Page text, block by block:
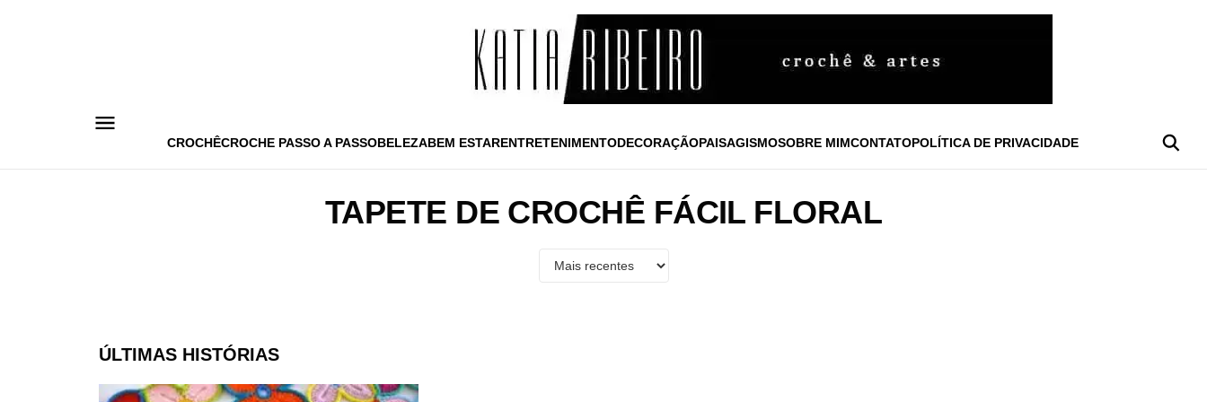
CROCHÊCROCHE PASSO A PASSOBELEZABEM ESTARENTRETENIMENTODECORAÇÃOPAISAGISMOSOBRE MIMCONTATOPOLÍTICA DE PRIVACIDADE
TAPETE DE CROCHÊ FÁCIL FLORAL
ÚLTIMAS HISTÓRIAS